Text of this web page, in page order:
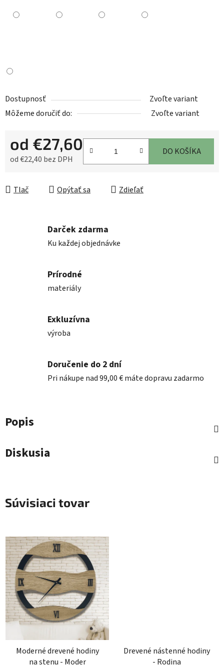
Dostupnosť
Zvoľte variant
Môžeme doručiť do:
Zvoľte variant
od €27,60
od€22,40 bez DPH
DO KOŠÍKA
Tlač Opýtať sa Zdieľať
Darček zdarma
Ku každej objednávke
Prírodné
materiály
Exkluzívna
výroba
Doručenie do 2 dní
Pri nákupe nad 99,00 € máte dopravu zadarmo
Popis
Diskusia
Súvisiaci tovar
Moderné drevené hodiny
na stenu - Moder
Drevené nástenné hodiny
- Rodina